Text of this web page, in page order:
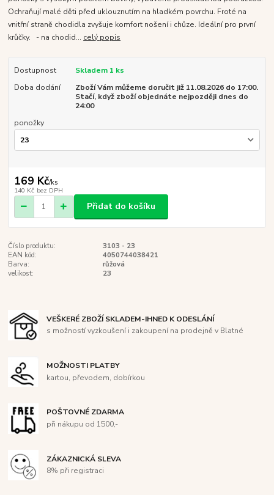
Ochraňují malé děti před uklouznutím na hladkém povrchu. Froté na
vnitřní straně chodidla zvyšuje komfort nošení i chůze. Ideální pro první
krůčky. - na chodid... celý popis
Dostupnost
Skladem 1 ks
Doba dodání
Zboží Vám můžeme doručit již 11.08.2026 do 17:00.
Stačí, když zboží objednáte nejpozději dnes do
24:00
ponožky
169 Kč/ks
140 Kč bez DPH
Přidat do košíku
Číslo produktu:
3103 - 23
EAN kód:
4050744038421
Barva:
růžová
velikost:
23
VEŠKERÉ ZBOŽÍ SKLADEM-IHNED K ODESLÁNÍ
s možností vyzkoušení i zakoupení na prodejně v Blatné
MOŽNOSTI PLATBY
kartou, převodem, dobírkou
POŠTOVNÉ ZDARMA
při nákupu od 1500,-
ZÁKAZNICKÁ SLEVA
8% při registraci